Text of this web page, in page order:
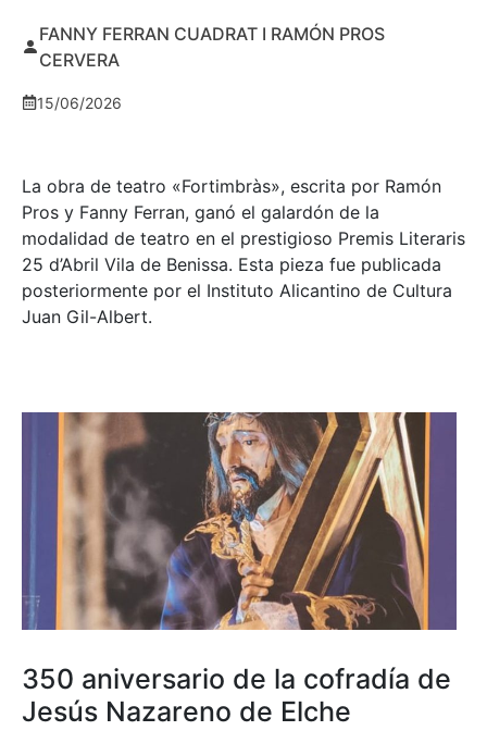
FANNY FERRAN CUADRAT I RAMÓN PROS
CERVERA
15/06/2026
La obra de teatro «Fortimbràs», escrita por Ramón
Pros y Fanny Ferran, ganó el galardón de la
modalidad de teatro en el prestigioso Premis Literaris
25 d’Abril Vila de Benissa. Esta pieza fue publicada
posteriormente por el Instituto Alicantino de Cultura
Juan Gil-Albert.
350 aniversario de la cofradía de
Jesús Nazareno de Elche